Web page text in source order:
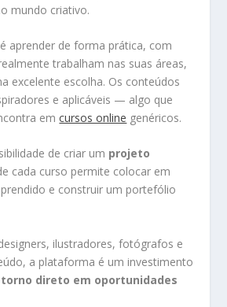
mundo criativo.
aprender de forma prática, com
trabalham nas suas áreas,
excelente escolha. Os conteúdos
e aplicáveis — algo que
emcursos online genéricos.
de criar um projeto
cada curso permite colocar em
e construir um portefólio
ilustradores, fotógrafos e
a plataforma é um investimento
direto em oportunidades